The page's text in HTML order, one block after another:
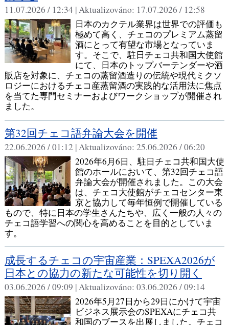
11.07.2026 / 12:34 |Aktualizováno: 17.07.2026 / 12:58
日本のカクテル業界は世界での評価も
極めて高く、チェコのプレミアム蒸留
酒にとって有望な市場となっていま
す。そこで、駐日チェコ共和国大使館
にて、日本のトップバーテンダーや酒
販店を対象に、チェコの蒸留酒造りの伝統や現代ミクソ
ロジーにおけるチェコ産蒸留酒の実践的な活用法に焦点
を当てた専門セミナーおよびワークショップが開催され
ました。
第32回チェコ語弁論大会を開催
22.06.2026 / 01:12 |Aktualizováno: 25.06.2026 / 06:20
2026年6月6日、駐日チェコ共和国大使
館のホールにおいて、第32回チェコ語
弁論大会が開催されました。この大会
は、チェコ大使館がチェコセンター東
京と協力して毎年恒例で開催している
もので、特に日本の学生さんたちや、広く一般の人々の
チェコ語学習への関心を高めることを目的としていま
す。
成長するチェコの宇宙産業：SPEXA2026が
日本との協力の新たな可能性を切り開く
03.06.2026 / 09:09 |Aktualizováno: 03.06.2026 / 09:14
2026年5月27日から29日にかけて宇宙
ビジネス展示会のSPEXAにチェコ共
和国のブースを出展しました。チェコ